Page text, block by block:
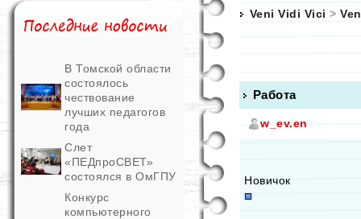
В Томской области
состоялось
чествование
лучших педагогов
года
Слет
«ПЕДпроСВЕТ»
состоялся в ОмГПУ
Конкурс
компьютерного
Veni Vidi Vici >
Работа
w_ev.en
Новичок